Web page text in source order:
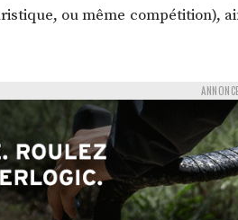
ou même compétition),
ANNONCE